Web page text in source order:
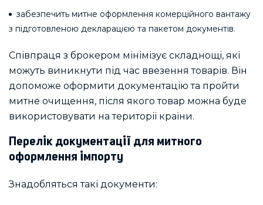
забезпечить митне оформлення комерційного вантажу
з підготовленою декларацією та пакетом документів.
Співпраця з брокером мінімізує складнощі, які
можуть виникнути під час ввезення товарів. Він
допоможе оформити документацію та пройти
митне очищення, після якого товар можна буде
використовувати на території країни.
Перелік документації для митного
оформлення імпорту
Знадобляться такі документи: